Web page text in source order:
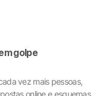
golpe
vez mais pessoas,